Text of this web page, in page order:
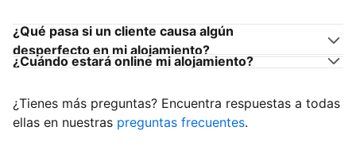
¿Qué pasa si un cliente causa algún
desperfecto en mi alojamiento?
¿Cuándo estará online mi alojamiento?
¿Tienes más preguntas? Encuentra respuestas a todas
ellas en nuestras preguntas frecuentes.